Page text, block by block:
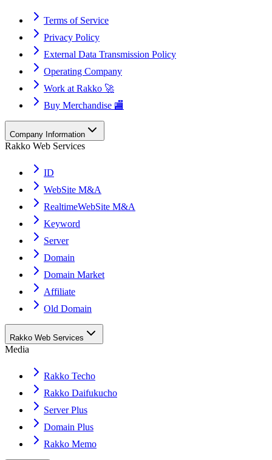
Terms of Service
Privacy Policy
External Data Transmission Policy
Operating Company
Work at Rakko 🚀
Buy Merchandise 🏬
Company Information
Rakko Web Services
ID
WebSite M&A
RealtimeWebSite M&A
Keyword
Server
Domain
Domain Market
Affiliate
Old Domain
Rakko Web Services
Media
Rakko Techo
Rakko Daifukucho
Server Plus
Domain Plus
Rakko Memo